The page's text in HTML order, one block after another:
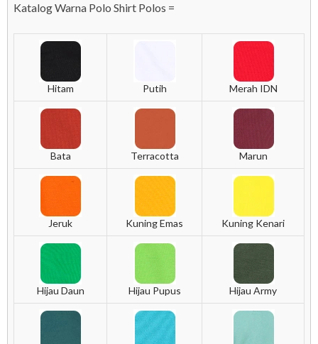
Katalog Warna Polo Shirt Polos =
Hitam Putih Merah IDN
Bata Terracotta Marun
Jeruk Kuning Emas Kuning Kenari
Hijau Daun Hijau Pupus Hijau Army